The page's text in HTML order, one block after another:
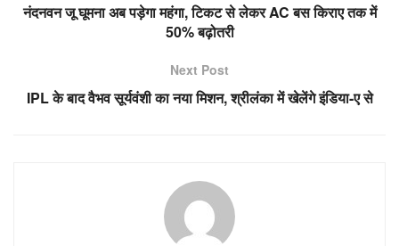
नंदनवन जू घूमना अब पड़ेगा महंगा, टिकट से लेकर AC बस किराए तक में
50% बढ़ोतरी
Next Post
IPL के बाद वैभव सूर्यवंशी का नया मिशन, श्रीलंका में खेलेंगे इंडिया-ए से